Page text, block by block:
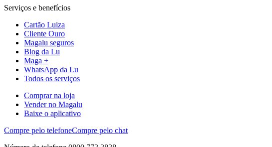
Serviços e benefícios
Cartão Luiza
Cliente Ouro
Magalu seguros
Blog da Lu
Maga +
WhatsApp da Lu
Todos os serviços
Comprar na loja
Vender no Magalu
Baixe o aplicativo
Compre pelo telefoneCompre pelo chat